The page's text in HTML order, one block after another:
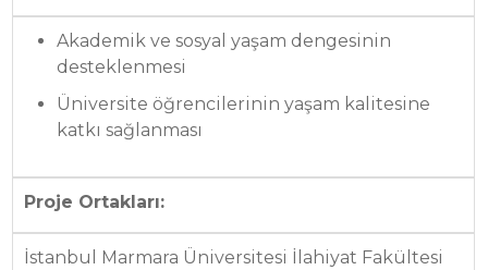
Akademik ve sosyal yaşam dengesinin
desteklenmesi
Üniversite öğrencilerinin yaşam kalitesine
katkı sağlanması
Proje Ortakları:
İstanbul Marmara Üniversitesi İlahiyat Fakültesi